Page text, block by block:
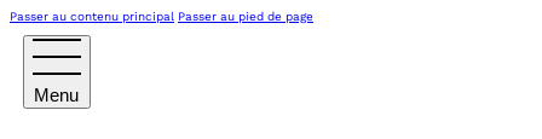
Passer au contenu principal Passer au pied de page